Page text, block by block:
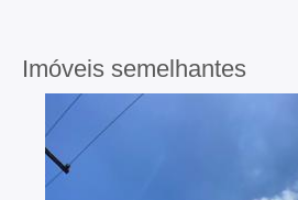
Imóveis semelhantes